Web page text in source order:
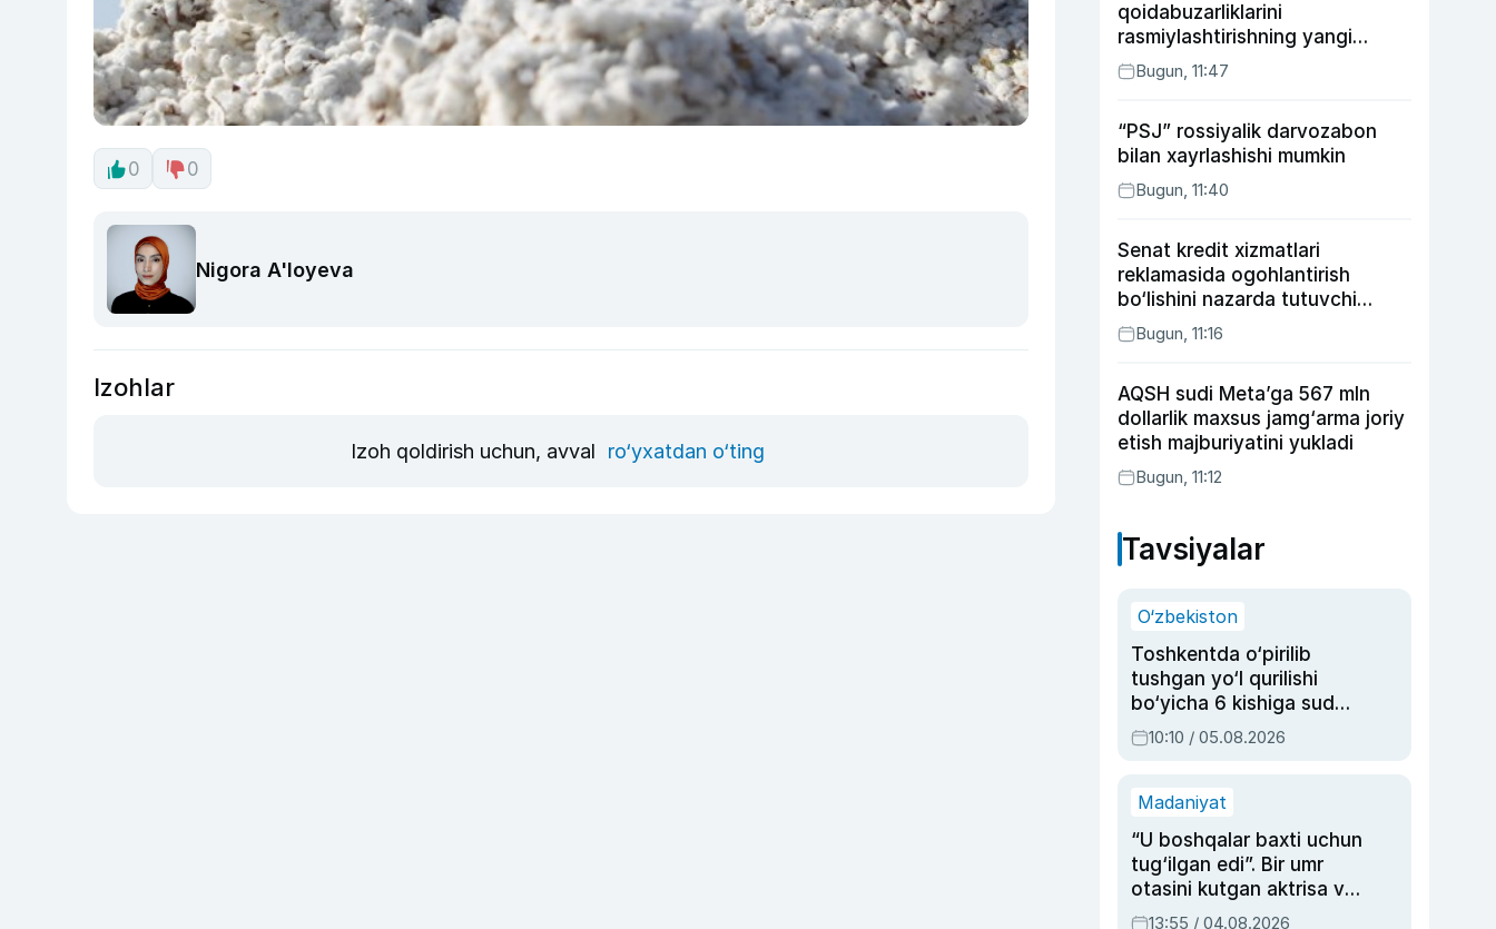
0 0
Nigora A'loyeva
Izohlar
Izoh qoldirish uchun, avval ro‘yxatdan o‘ting
qoidabuzarliklarini
rasmiylashtirishning yangi
tartibini taklif qildi
Bugun, 11:47
“PSJ” rossiyalik darvozabon
bilan xayrlashishi mumkin
Bugun, 11:40
Senat kredit xizmatlari
reklamasida ogohlantirish
bo‘lishini nazarda tutuvchi
qonunni ma’qulladi
Bugun, 11:16
AQSH sudi Meta’ga 567 mln
dollarlik maxsus jamg‘arma joriy
etish majburiyatini yukladi
Bugun, 11:12
Tavsiyalar
O‘zbekiston
Toshkentda o‘pirilib
tushgan yo‘l qurilishi
bo‘yicha 6 kishiga sud
hukmi o‘qildi
10:10 / 05.08.2026
Madaniyat
“U boshqalar baxti uchun
tug‘ilgan edi”. Bir umr
otasini kutgan aktrisa va
dublyaj ustasi Rimma
13:55 / 04.08.2026